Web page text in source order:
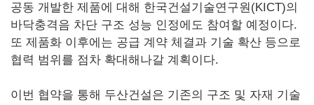
공동 개발한 제품에 대해 한국건설기술연구원(KICT)의
바닥충격음 차단 구조 성능 인정에도 참여할 예정이다.
또 제품화 이후에는 공급 계약 체결과 기술 확산 등으로
협력 범위를 점차 확대해나갈 계획이다.
이번 협약을 통해 두산건설은 기존의 구조 및 자재 기술